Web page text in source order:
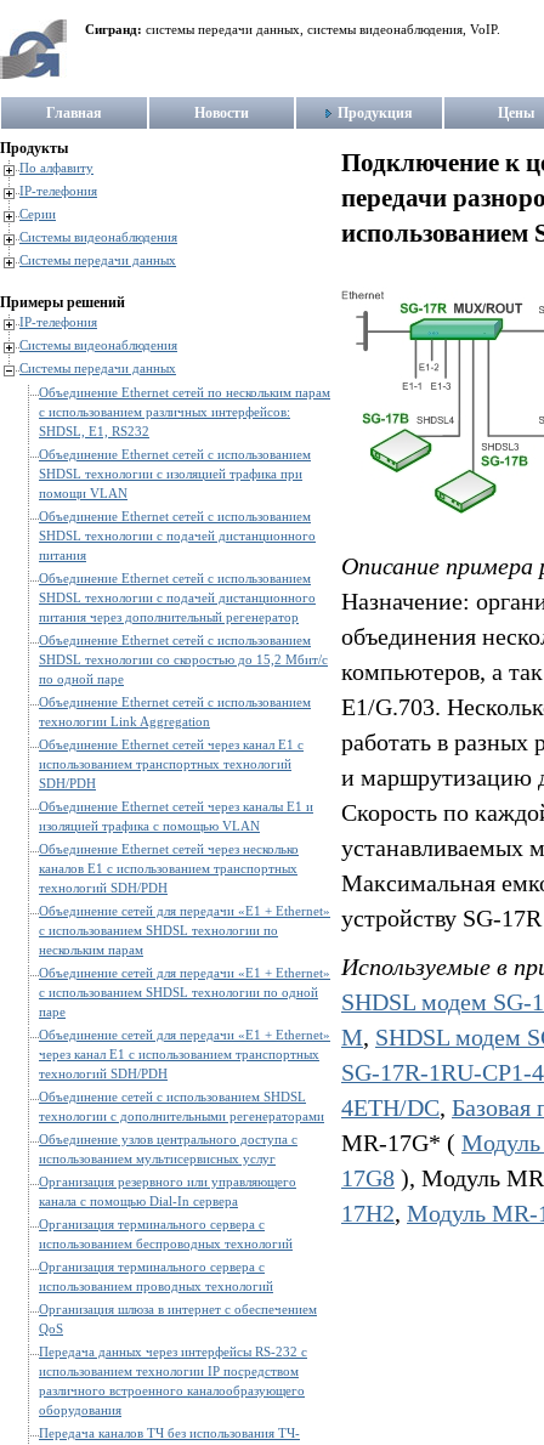
Сигранд: системы передачи данных, системы видеонаблюдения, VoIP.
Главная Новости Продукция Цены
Продукты
По алфавиту
IP-телефония
Серии
Системы видеонаблюдения
Системы передачи данных
Примеры решений
IP-телефония
Системы видеонаблюдения
Системы передачи данных
Объединение Ethernet сетей по нескольким парам
с использованием различных интерфейсов:
SHDSL, E1, RS232
Объединение Ethernet сетей с использованием
SHDSL технологии с изоляцией трафика при
помощи VLAN
Объединение Ethernet сетей с использованием
SHDSL технологии с подачей дистанционного
питания
Объединение Ethernet сетей с использованием
SHDSL технологии с подачей дистанционного
питания через дополнительный регенератор
Объединение Ethernet сетей с использованием
SHDSL технологии со скоростью до 15,2 Мбит/c
по одной паре
Объединение Ethernet сетей с использованием
технологии Link Aggregation
Объединение Ethernet сетей через канал E1 c
использованием транспортных технологий
SDH/PDH
Объединение Ethernet сетей через каналы E1 и
изоляцией трафика с помощью VLAN
Объединение Ethernet сетей через несколько
каналов E1 c использованием транспортных
технологий SDH/PDH
Объединение сетей для передачи «E1 + Ethernet»
с использованием SHDSL технологии по
нескольким парам
Объединение сетей для передачи «E1 + Ethernet»
с использованием SHDSL технологии по одной
паре
Объединение сетей для передачи «E1 + Ethernet»
через канал E1 c использованием транспортных
технологий SDH/PDH
Объединение сетей с использованием SHDSL
технологии с дополнительными регенераторами
Объединение узлов центрального доступа с
использованием мультисервисных услуг
Организация резервного или управляющего
канала с помощью Dial-In сервера
Организация терминального сервера с
использованием беспроводных технологий
Организация терминального сервера с
использованием проводных технологий
Организация шлюза в интернет с обеспечением
QoS
Передача данных через интерфейсы RS-232 с
использованием технологии IP посредством
различного встроенного каналообразующего
оборудования
Передача каналов ТЧ без использования ТЧ-
Подключение к
передачи
использованием
Описание примера
Назначение:
объединения
компьютеров, а
E1/G.703.
работать в разных
и маршрутизацию
Скорость по
устанавливаемых
Максимальная
устройству SG-
Используемые в
SHDSL модем SG-
M, SHDSL модем
SG-17R-1RU-CP1-
4ETH/DC, Базовая
MR-17G* (
17G8 ), Модуль
17H2, Модуль MR-